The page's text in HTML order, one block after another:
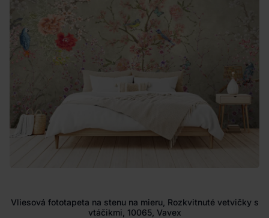
Vliesová fototapeta na stenu na mieru, Rozkvitnuté vetvičky s
vtáčikmi, 10065, Vavex